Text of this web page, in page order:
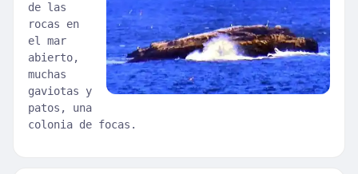
de las
rocas en
el mar
abierto,
muchas
gaviotas y
patos, una
colonia de focas.